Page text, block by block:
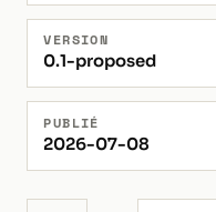
VERSION
0.1-proposed
PUBLIÉ
2026-07-08